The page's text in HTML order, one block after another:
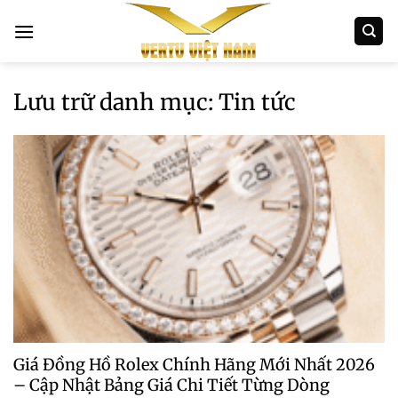
qua
Lưu trữ danh mục: Tin tức
Giá Đồng Hồ Rolex Chính Hãng Mới Nhất 2026
– Cập Nhật Bảng Giá Chi Tiết Từng Dòng